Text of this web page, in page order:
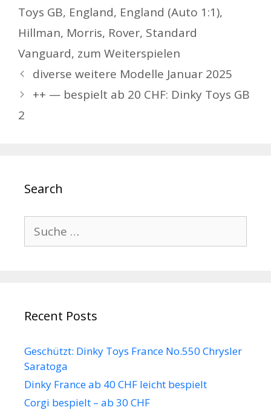
Toys GB, England, England (Auto 1:1),
Hillman, Morris, Rover, Standard
Vanguard, zum Weiterspielen
Beitrags-
Navigation
diverse weitere Modelle Januar 2025
++ — bespielt ab 20 CHF: Dinky Toys GB
2
Search
nach:
Recent Posts
Geschützt: Dinky Toys France No.550 Chrysler
Saratoga
Dinky France ab 40 CHF leicht bespielt
Corgi bespielt – ab 30 CHF